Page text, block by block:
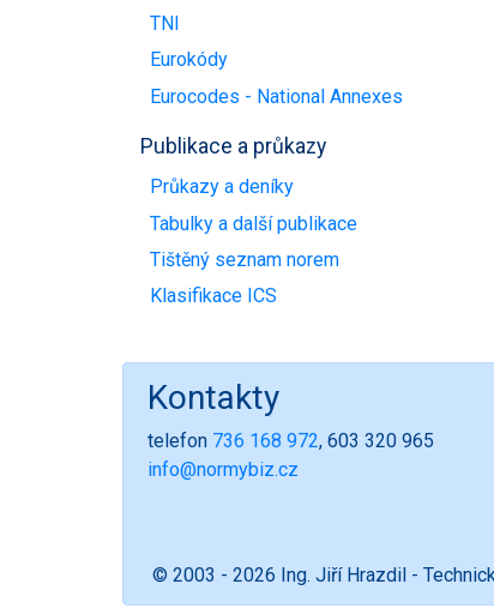
TNI
Eurokódy
Eurocodes - National Annexes
Publikace a průkazy
Průkazy a deníky
Tabulky a další publikace
Tištěný seznam norem
Klasifikace ICS
Kontakty
telefon 736 168 972, 603 320 965
info@normybiz.cz
© 2003 - 2026 Ing. Jiří Hrazdil -